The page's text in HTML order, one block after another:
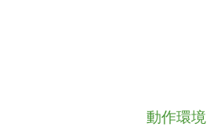
動作環境